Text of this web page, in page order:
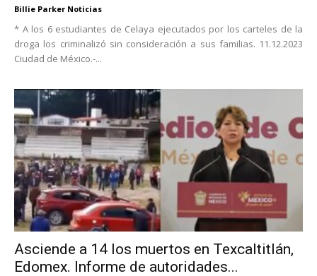
Billie Parker Noticias
* A los 6 estudiantes de Celaya ejecutados por los carteles de la
droga los criminalizó sin consideración a sus familias. 11.12.2023
Ciudad de México.-...
Asciende a 14 los muertos en Texcaltitlán,
Edomex. Informe de autoridades...